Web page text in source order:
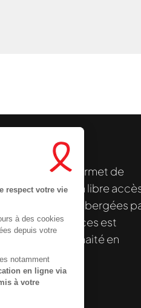
respect votre vie
à des cookies
depuis votre
notamment
en ligne via
à votre
Sidactionpermet de
en libre
. À l’origine, hébergées
de ressources est
qui a souhaité en